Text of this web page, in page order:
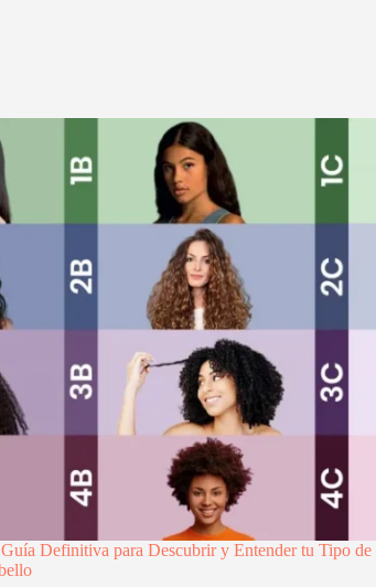
Definitiva para Descubrir y Entender tu Tipo de